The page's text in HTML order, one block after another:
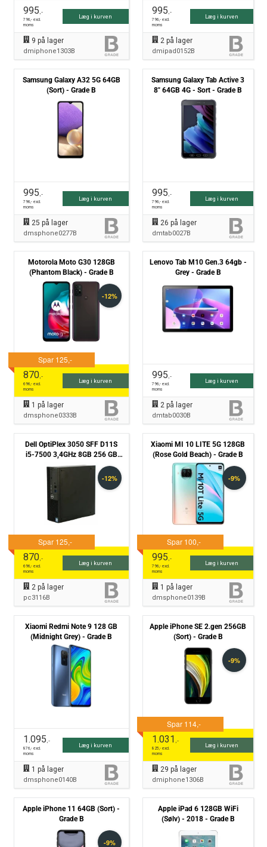
995,-
796,- excl.
moms
Læg i kurven
9 på lager
dmiphone1303B
995,-
796,- excl.
moms
Læg i kurven
2 på lager
dmipad0152B
Samsung Galaxy A32 5G 64GB
(Sort) - Grade B
995,-
796,- excl.
moms
Læg i kurven
25 på lager
dmsphone0277B
Samsung Galaxy Tab Active 3
8" 64GB 4G - Sort - Grade B
995,-
796,- excl.
moms
Læg i kurven
26 på lager
dmtab0027B
Motorola Moto G30 128GB
(Phantom Black) - Grade B
870,-
696,- excl.
moms
Læg i kurven
1 på lager
dmsphone0333B
Lenovo Tab M10 Gen.3 64gb -
Grey - Grade B
995,-
796,- excl.
moms
Læg i kurven
2 på lager
dmtab0030B
Dell OptiPlex 3050 SFF D11S
i5-7500 3,4GHz 8GB 256 GB
SSD Win10 Pro - Grade B
870,-
696,- excl.
moms
Læg i kurven
2på lager
pc3116B
Xiaomi MI 10 LITE 5G 128GB
(Rose Gold Beach) - Grade B
995,-
796,- excl.
moms
Læg i kurven
1 på lager
dmsphone0139B
Xiaomi Redmi Note 9 128 GB
(Midnight Grey) - Grade B
1.095,-
876,- excl.
moms
Læg i kurven
1 på lager
dmsphone0140B
Apple iPhone SE 2.gen 256GB
(Sort) - Grade B
1.031,-
825,- excl.
moms
Læg i kurven
29 på lager
dmiphone1306B
Apple iPhone 11 64GB (Sort) -
Grade B
Apple iPad 6 128GB WiFi
(Sølv) - 2018 - Grade B